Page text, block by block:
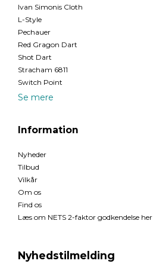
Ivan Simonis Cloth
L-Style
Pechauer
Red Gragon Dart
Shot Dart
Stracham 6811
Switch Point
Se mere
Information
Nyheder
Tilbud
Vilkår
Om os
Find os
Læs om NETS 2-faktor godkendelse her
Nyhedstilmelding